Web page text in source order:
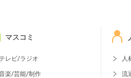
マスコミ
テレビ/ラジオ
楽/芸能/制作
人
流